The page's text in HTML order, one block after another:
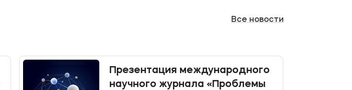
Все новости
Презентация международного
научного журнала «Проблемы